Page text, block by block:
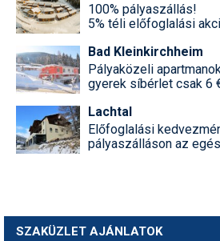
100% pályaszállás!
5% téli előfoglalási
Bad Kleinkirchheim
Pályaközeli
gyerek síbérlet csak 6
Lachtal
Előfoglalási
pályaszálláson az
SZAKÜZLET AJÁNLATOK